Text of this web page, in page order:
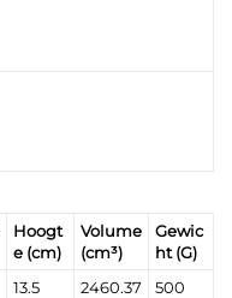
Hoogt
e (cm)
Volume
(cm³)
Gewic
ht (G)
13.5
2460.37
500